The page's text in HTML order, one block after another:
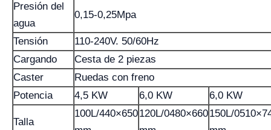
Presión del
agua
0,15-0,25Mpa
Tensión
110-240V. 50/60Hz
Cargando
Cesta de 2 piezas
Caster
Ruedas con freno
Potencia
4,5 KW 6,0 KW 6,0 KW
Talla
100L/440×650120L/0480×660150L/